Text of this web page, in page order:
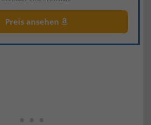
Preis ansehen